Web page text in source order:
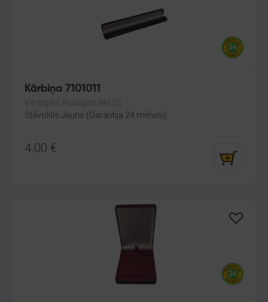
Kārbiņa 7101011
Ventspils, Kuldīgas iela 26
Stāvoklis Jauns (Garantija 24 mēneši)
4.00 €